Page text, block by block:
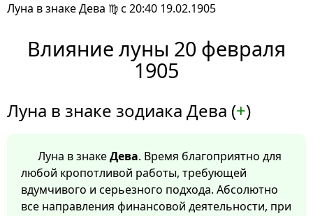
Луна в знаке Дева ♍ с 20:40 19.02.1905
Влияние луны 20 февраля
1905
Луна в знаке зодиака Дева (+)
Луна в знакеДева. Время благоприятно для
любой кропотливой работы, требующей
вдумчивого и серьезного подхода. Абсолютно
все направления финансовой деятельности, при